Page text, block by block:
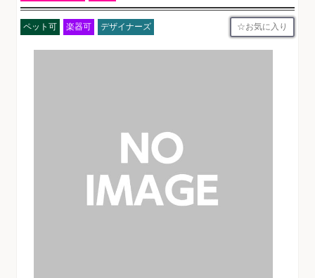
ペット可 楽器可 デザイナーズ お気に入り